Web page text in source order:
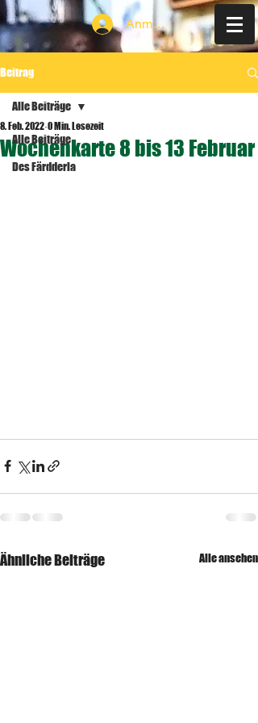
Anmelden
Beitrag
Alle Beiträge
Des Färdderla
Alle Beiträge
Wochenkarte 8 bis 13 Februar
8. Feb. 2022 0 Min. Lesezeit
Ähnliche Beiträge Alle ansehen